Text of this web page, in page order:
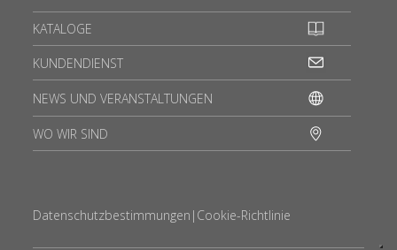
KATALOGE
KUNDENDIENST
NEWS UND VERANSTALTUNGEN
WO WIR SIND
Datenschutzbestimmungen | Cookie-Richtlinie